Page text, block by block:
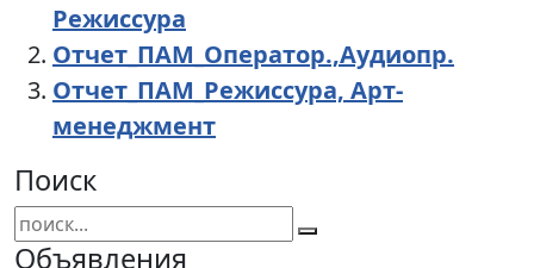
Режиссура
Отчет_ПАМ_Оператор.,Аудиопр.
Отчет_ПАМ_Режиссура, Арт-
менеджмент
Поиск
Объявления